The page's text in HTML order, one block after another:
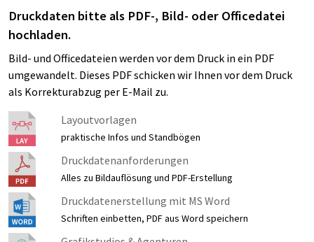
Druckdaten bitte als PDF-, Bild- oder Officedatei
hochladen.
Bild- und Officedateien werden vor dem Druck in ein PDF
umgewandelt. Dieses PDF schicken wir Ihnen vor dem Druck
als Korrekturabzug per E-Mail zu.
Layoutvorlagen
praktische Infos und Standbögen
Druckdatenanforderungen
Alles zu Bildauflösung und PDF-Erstellung
Druckdatenerstellung mit MS Word
Schriften einbetten, PDF aus Word speichern